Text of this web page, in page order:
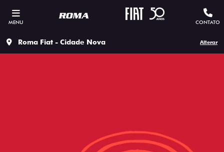
MENU CONTATO
Roma Fiat - Cidade Nova Alterar